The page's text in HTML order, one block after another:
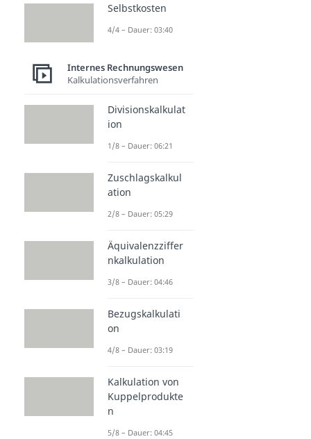
Selbstkosten
4/4 – Dauer: 03:40
Internes Rechnungswesen
Kalkulationsverfahren
Divisionskalkulat
ion
1/8 – Dauer: 06:21
Zuschlagskalkul
ation
2/8 – Dauer: 05:29
Äquivalenzziffer
nkalkulation
3/8 – Dauer: 04:46
Bezugskalkulati
on
4/8 – Dauer: 03:19
Kalkulation von
Kuppelprodukte
n
5/8 – Dauer: 04:45